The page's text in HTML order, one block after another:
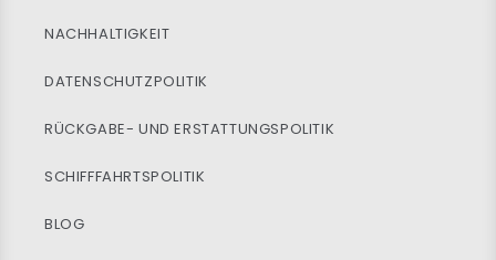
NACHHALTIGKEIT
DATENSCHUTZPOLITIK
RÜCKGABE- UND ERSTATTUNGSPOLITIK
SCHIFFFAHRTSPOLITIK
BLOG